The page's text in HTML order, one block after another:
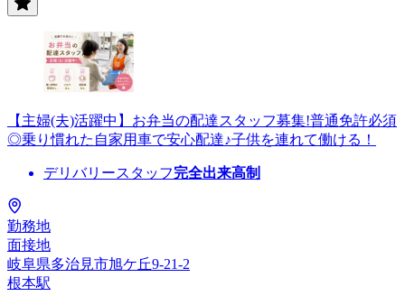
【主婦(夫)活躍中】お弁当の配達スタッフ募集!普通免許必須
◎乗り慣れた自家用車で安心配達♪子供を連れて働ける！
デリバリースタッフ完全出来高制
勤務地
面接地
岐阜県多治見市旭ケ丘9-21-2
根本駅